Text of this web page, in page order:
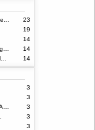
23
19
14
14
14
3
3
3
3
3